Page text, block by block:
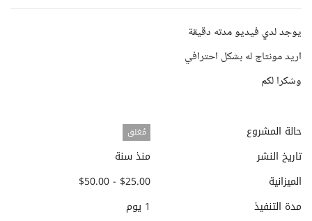
يوجد لدي فيديو مدته دقيقة
اريد مونتاج له بشكل احترافي
وشكرا لكم
حالة المشروع مُغلق
تاريخ النشر
منذ سنة
الميزانية
$25.00 - $50.00
مدة التنفيذ
1 يوم